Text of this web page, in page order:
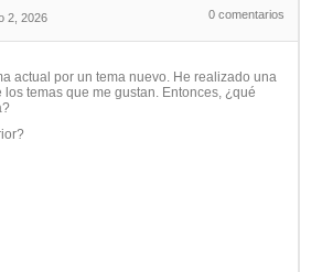
2, 2026 0 comentarios
actual por un tema nuevo. He realizado una
temas que me gustan. Entonces, ¿qué